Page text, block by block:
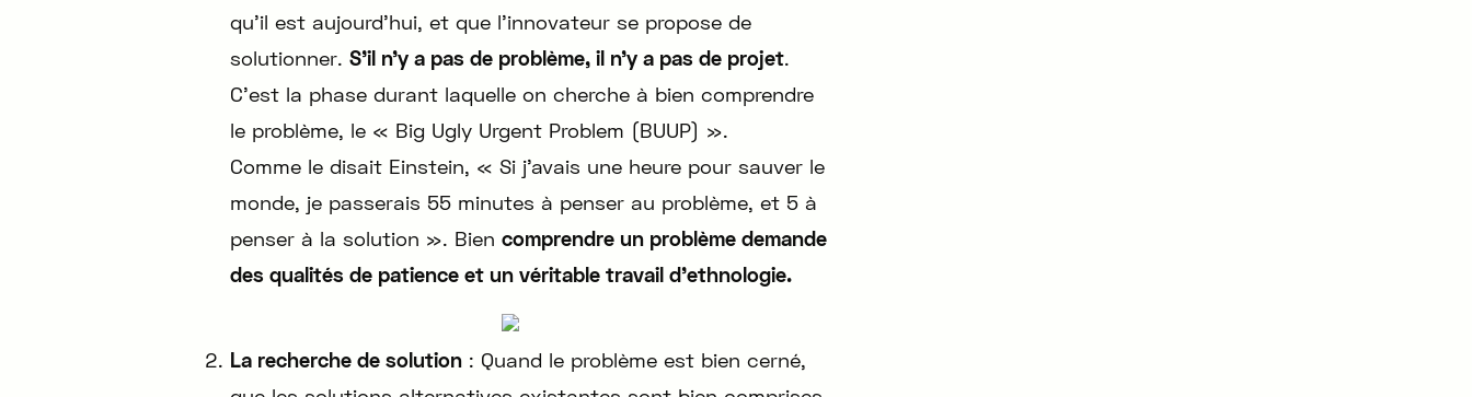
qu’il est aujourd’hui, et que l’innovateur se propose de
solutionner.S’il n’y a pas de problème, il n’y a pas de projet.
C’est la phase durant laquelle on cherche à bien comprendre
le problème, le « Big Ugly Urgent Problem (BUUP) ».
Comme le disait Einstein, « Si j’avais une heure pour sauver le
monde, je passerais 55 minutes à penser au problème, et 5 à
penser à la solution ». Biencomprendre un problème demande
des qualités de patience et un véritable travail d’ethnologie.
La recherche de solution : Quand le problème est bien cerné,